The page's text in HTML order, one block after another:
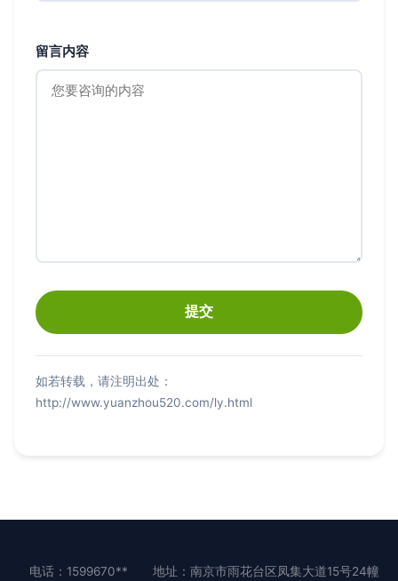
留言内容
如若转载，请注明出处：
http://www.yuanzhou520.com/ly.html
电话：1599670** 地址：南京市雨花台区凤集大道15号24幢